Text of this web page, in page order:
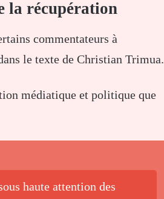
la récupération
commentateurs à
le texte de Christian Trimua.
médiatique et politique que
haute attention des